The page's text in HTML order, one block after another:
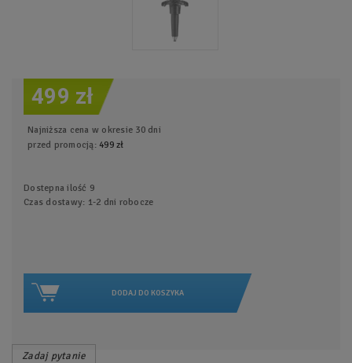
499 zł
Najniższa cena w okresie 30 dni
przed promocją: 499 zł
Dostepna ilość 9
Czas dostawy: 1-2 dni robocze
DODAJ DO KOSZYKA
Zadaj pytanie